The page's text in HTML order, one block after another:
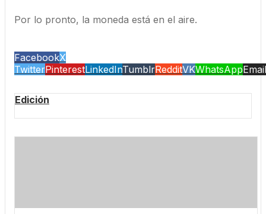
Por lo pronto, la moneda está en el aire.
FacebookX
TwitterPinterestLinkedInTumblrRedditVKWhatsAppEmail
Edición